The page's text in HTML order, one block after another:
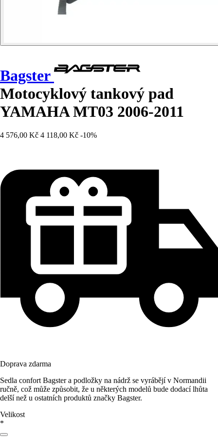
Bagster
Motocyklový tankový pad
YAMAHA MT03 2006-2011
4 576,00 Kč 4 118,00 Kč -10%
Doprava zdarma
Sedla confort Bagster a podložky na nádrž se vyrábějí v Normandii
ručně, což může způsobit, že u některých modelů bude dodací lhůta
delší než u ostatních produktů značky Bagster.
Velikost
*